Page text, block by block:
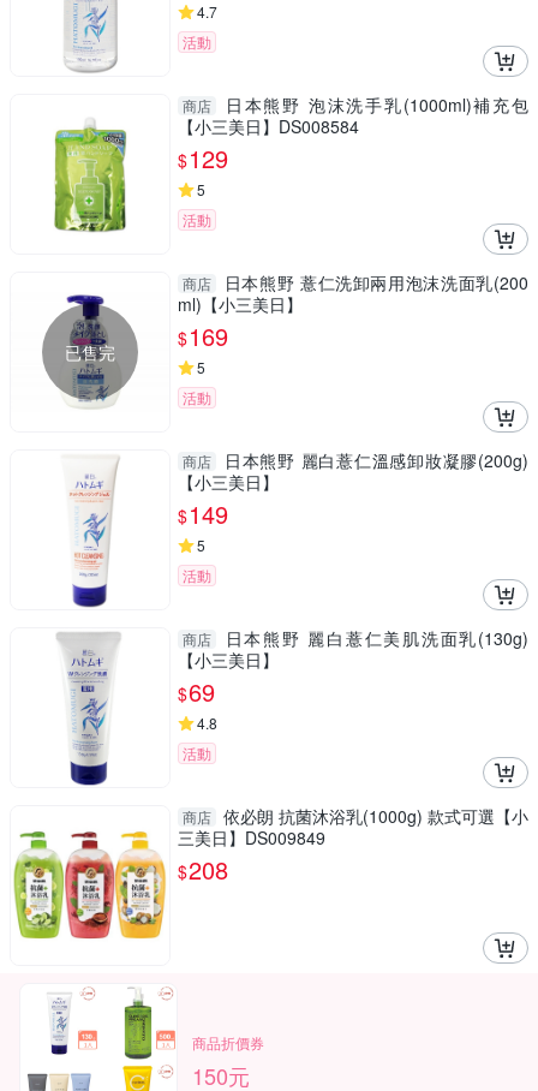
4.7
活動
商店
日本熊野 泡沫洗手乳(1000ml)補充包
【小三美日】DS008584
$129
5
活動
已售完
商店
日本熊野 薏仁洗卸兩用泡沫洗面乳(200
ml)【小三美日】
$169
5
活動
商店
日本熊野 麗白薏仁溫感卸妝凝膠(200g)
【小三美日】
$149
5
活動
商店
日本熊野 麗白薏仁美肌洗面乳(130g)
【小三美日】
$69
4.8
活動
商店 依必朗 抗菌沐浴乳(1000g) 款式可選【小
三美日】DS009849
$208
商品折價券
150元